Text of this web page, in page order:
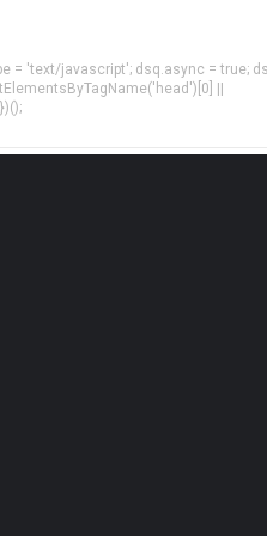
= 'text/javascript'; dsq.async = true;
||